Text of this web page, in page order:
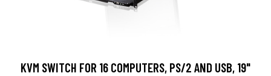
KVM SWITCH FOR 16 COMPUTERS, PS/2 AND USB, 19"